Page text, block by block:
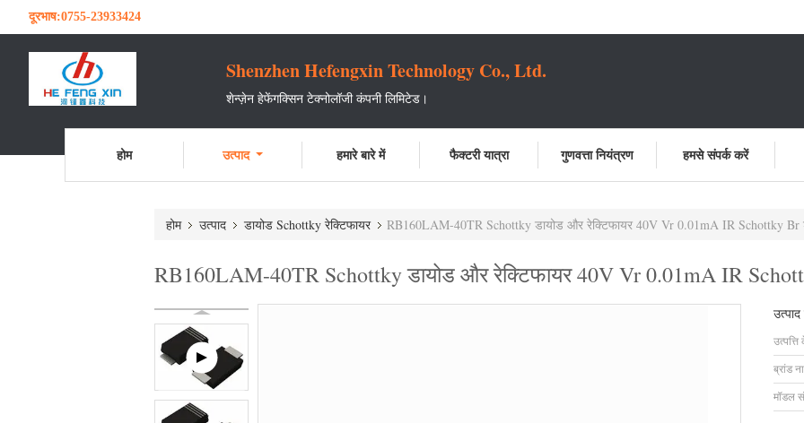
दूरभाष:0755-23933424
Shenzhen Hefengxin Technology Co., Ltd.
शेन्ज़ेन हेफेंगक्सिन टेक्नोलॉजी कंपनी लिमिटेड।
होम उत्पाद हमारे बारे में फैक्टरी यात्रा गुणवत्ता नियंत्रण हमसे संपर्क करें
होम उत्पाद डायोड Schottky रेक्टिफायर RB160LAM-40TR Schottky डायोड और रेक्टिफायर 40V Vr 0.01mA IR Schottky Br
RB160LAM-40TR Schottky डायोड और रेक्टिफायर 40V Vr 0.01mA IR
ब्रांड
मॉडल